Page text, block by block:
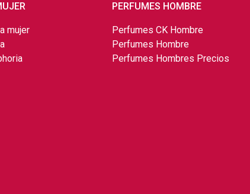
mujer
PERFUMES HOMBRE
Perfumes CK Hombre
Perfumes Hombre
Perfumes Hombres Precios